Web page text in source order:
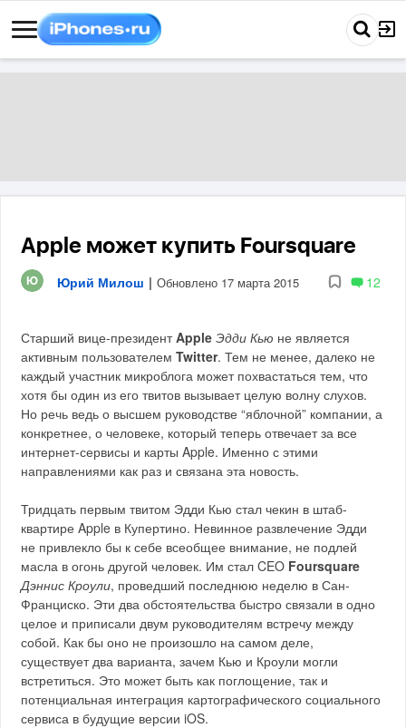
Apple может купить Foursquare
Юрий Милош | Обновлено 17 марта 2015 12
Старший вице-президентApple Эдди Кью не является
активным пользователемTwitter. Тем не менее, далеко не
каждый участник микроблога может похвастаться тем, что
хотя бы один из его твитов вызывает целую волну слухов.
Но речь ведь о высшем руководстве “яблочной” компании, а
конкретнее, о человеке, который теперь отвечает за все
интернет-сервисы и карты Apple. Именно с этими
направлениями как раз и связана эта новость.
Тридцать первым твитом Эдди Кью стал чекин в штаб-
квартире Apple в Купертино. Невинное развлечение Эдди
не привлекло бы к себе всеобщее внимание, не подлей
масла в огонь другой человек. Им стал CEO Foursquare
Дэннис Кроули, проведший последнюю неделю в Сан-
Франциско. Эти два обстоятельства быстро связали в одно
целое и приписали двум руководителям встречу между
собой. Как бы оно не произошло на самом деле,
существует два варианта, зачем Кью и Кроули могли
встретиться. Это может быть как поглощение, так и
потенциальная интеграция картографического социального
сервиса в будущие версии iOS.